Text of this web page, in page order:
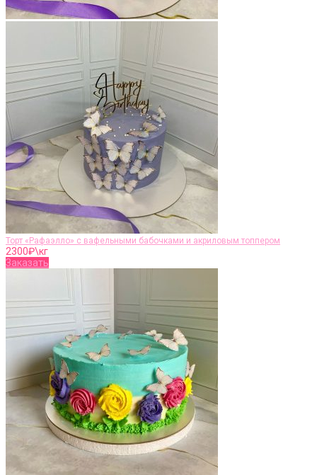
Торт «Рафаэлло» с вафельными бабочками и акриловым топпером
2300₽\кг
Заказать